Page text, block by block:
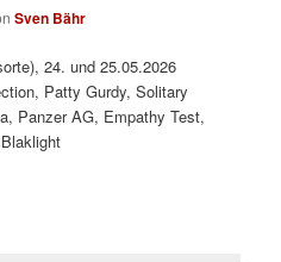
Sven Bähr
24. und 25.05.2026
Patty Gurdy, Solitary
Panzer AG, Empathy Test,